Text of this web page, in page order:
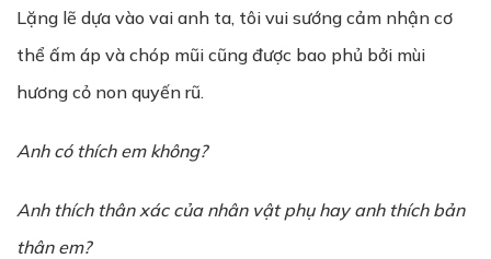
Lặng lẽ dựa vào vai anh ta, tôi vui sướng cảm nhận cơ
thể ấm áp và chóp mũi cũng được bao phủ bởi mùi
hương cỏ non quyến rũ.
Anh có thích em không?
Anh thích thân xác của nhân vật phụ hay anh thích bản
thân em?